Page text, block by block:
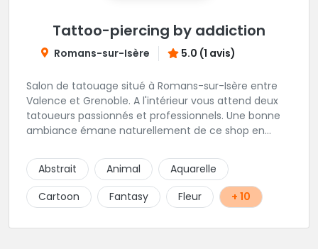
Tattoo-piercing by addiction
Romans-sur-Isère 5.0 (1 avis)
Salon de tatouage situé à Romans-sur-Isère entre
Valence et Grenoble. A l'intérieur vous attend deux
tatoueurs passionnés et professionnels. Une bonne
ambiance émane naturellement de ce shop en
Abstrait
Animal
Aquarelle
Cartoon
Fantasy Fleur + 10